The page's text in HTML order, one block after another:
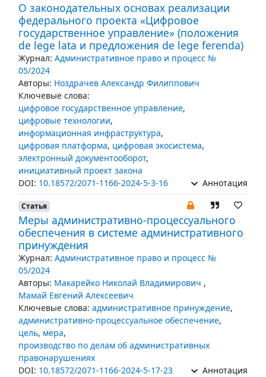
О законодательных основах реализации
федерального проекта «Цифровое
государственное управление» (положения
de lege lata и предложения de lege ferenda)
Журнал: Административное право и процесс №
05/2024
Авторы: Ноздрачев Александр Филиппович
Ключевые слова:
цифровое государственное управление,
цифровые технологии,
информационная инфраструктура,
цифровая платформа, цифровая экосистема,
электронный документооборот,
инициативный проект закона
DOI: 10.18572/2071-1166-2024-5-3-16 Аннотация
Статья
Меры административно-процессуального
обеспечения в системе административного
принуждения
Журнал: Административное право и процесс №
05/2024
Авторы: Макарейко Николай Владимирович ,
Мамай Евгений Алексеевич
Ключевые слова: административное принуждение,
административно-процессуальное обеспечение,
цель, мера,
производство по делам об административных
правонарушениях
DOI: 10.18572/2071-1166-2024-5-17-23 Аннотация